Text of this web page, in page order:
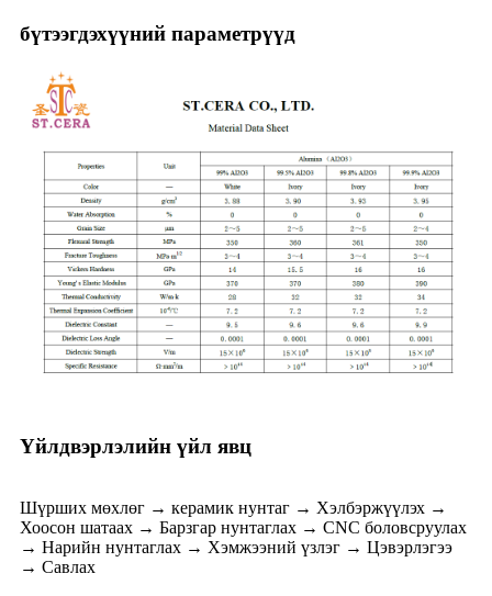
бүтээгдэхүүний параметрүүд
Үйлдвэрлэлийн үйл явц
Шүрших мөхлөг → керамик нунтаг → Хэлбэржүүлэх →
Хоосон шатаах → Барзгар нунтаглах → CNC боловсруулах
→ Нарийн нунтаглах → Хэмжээний үзлэг → Цэвэрлэгээ
→ Савлах